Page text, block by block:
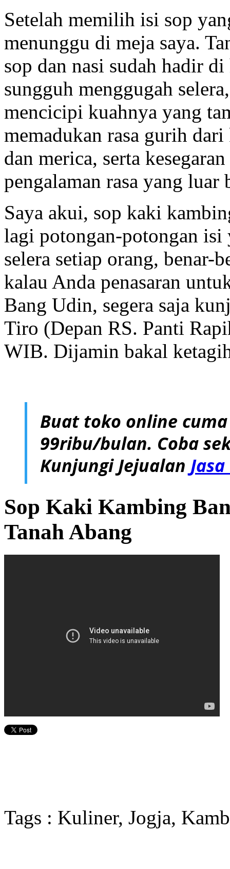
Setelah memilih isi sop
menunggu di meja saya.
sop dan nasi sudah hadir
sungguh menggugah
mencicipi kuahnya yang
memadukan rasa gurih
dan merica, serta
pengalaman rasa yang luar
Saya akui, sop kaki
lagi potongan-potongan isi
selera setiap orang, benar-
kalau Anda penasaran
Bang Udin, segera saja
Tiro (Depan RS. Panti
WIB. Dijamin bakal
Buat toko online
99ribu/bulan. Coba
Kunjungi Jejualan
Sop Kaki Kambing
Tanah Abang
Tags : Kuliner, Jogja,